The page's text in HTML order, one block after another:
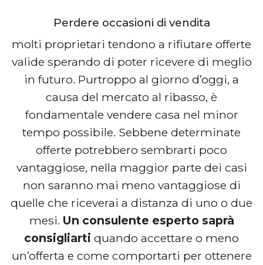
Perdere occasioni di vendita
molti proprietari tendono a rifiutare offerte
valide sperando di poter ricevere di meglio
in futuro. Purtroppo al giorno d’oggi, a
causa del mercato al ribasso, è
fondamentale vendere casa nel minor
tempo possibile. Sebbene determinate
offerte potrebbero sembrarti poco
vantaggiose, nella maggior parte dei casi
non saranno mai meno vantaggiose di
quelle che riceverai a distanza di uno o due
mesi. Un consulente esperto saprà
consigliarti quando accettare o meno
un’offerta e come comportarti per ottenere